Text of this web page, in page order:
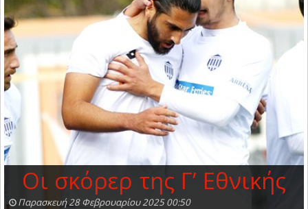
Οι σκόρερ της Γ’ Εθνικής
Παρασκευή 28 Φεβρουαρίου 2025 00:50